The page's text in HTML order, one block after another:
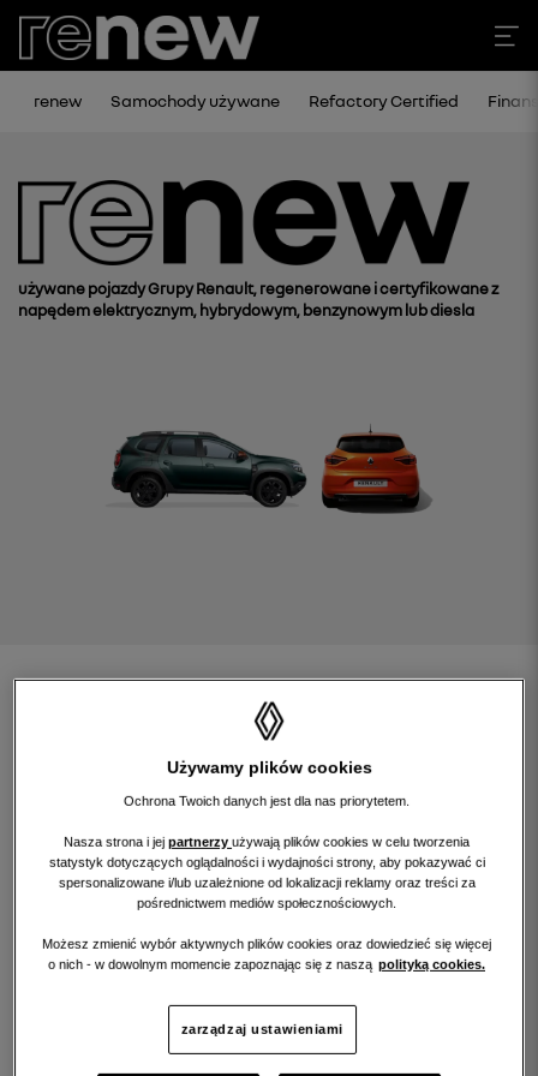
renew Samochody używane Refactory Certified
używane pojazdy Grupy Renault, regenerowane i certyfikowane z
napędem elektrycznym, hybrydowym, benzynowym lub diesla
znajdź samochód
filtruj wyniki szukania według:
renew gold renew start
renew pro
Używamy plików cookies
Ochrona Twoich danych jest dla nas priorytetem.
Nasza strona i jej partnerzy używają plików cookies w celu tworzenia
statystyk dotyczących oglądalności i wydajności strony, aby pokazywać ci
spersonalizowane i/lub uzależnione od lokalizacji reklamy oraz treści za
pośrednictwem mediów społecznościowych.
Możesz zmienić wybór aktywnych plików cookies oraz dowiedzieć się więcej
o nich - w dowolnym momencie zapoznając się z naszą polityką cookies.
zarządzaj ustawieniami